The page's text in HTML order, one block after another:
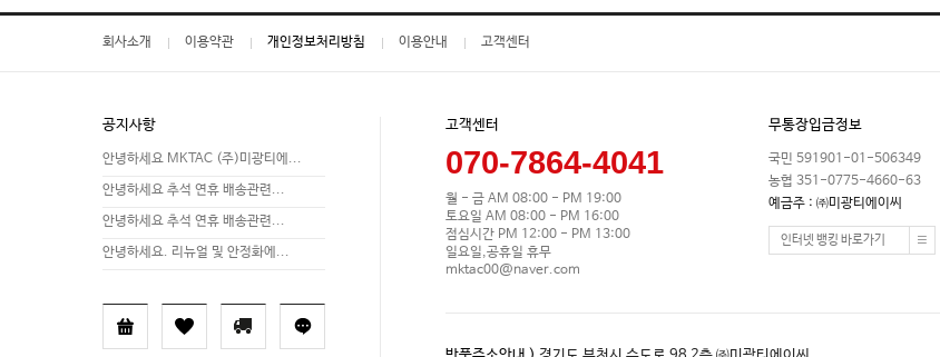
회사소개 이용약관 개인정보처리방침 이용안내 고객센터
공지사항
안녕하세요 MKTAC (주)미광티에...
안녕하세요 추석 연휴 배송관련...
안녕하세요 추석 연휴 배송관련...
안녕하세요. 리뉴얼 및 안정화에...
고객센터
070-7864-4041
월 - 금 AM 08:00 - PM 19:00
토요일 AM 08:00 - PM 16:00
점심시간 PM 12:00 - PM 13:00
일요일,공휴일 휴무
mktac00@naver.com
무통장입금정보
국민 591901-01-506349
농협 351-0775-4660-63
예금주 : ㈜미광티에이씨
인터넷 뱅킹 바로가기